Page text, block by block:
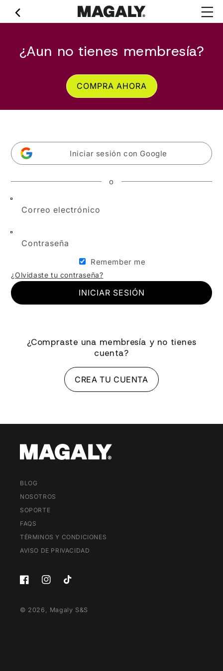
directamente
al contenido
¿Aun no tienes membresía?
COMPRA AHORA
Iniciar sesión con Google
o
Correo electrónico
Contraseña
Remember me
¿Olvidaste tu contraseña?
INICIAR SESIÓN
¿Compraste una membresía y no tienes
cuenta?
CREA TU CUENTA
BLOG
NOSOTROS
SOPORTE
FAQS
TÉRMINOS Y CONDICIONES
AVISO DE PRIVACIDAD
FacebookInstagramTikTok
© 2026, Magaly S&S